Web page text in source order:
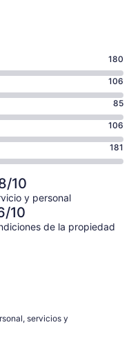
180
106
85
106
181
10
y personal
10
de la propiedad
servicios y